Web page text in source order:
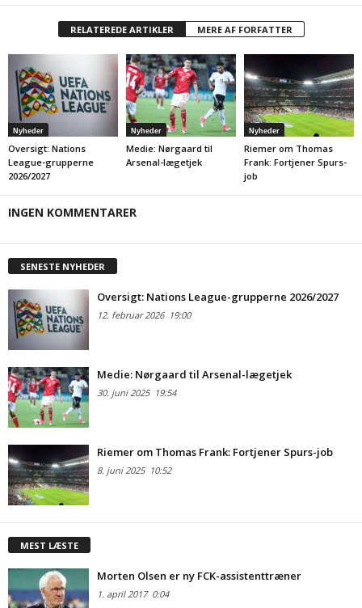
RELATEREDE ARTIKLER MERE AF FORFATTER
Nyheder
Oversigt: Nations
League-grupperne
2026/2027
Nyheder
Medie: Nørgaard til
Arsenal-lægetjek
Nyheder
Riemer om Thomas
Frank: Fortjener Spurs-
job
INGEN KOMMENTARER
SENESTE NYHEDER
Oversigt: Nations League-grupperne 2026/2027
12. februar 202619:00
Medie: Nørgaard til Arsenal-lægetjek
30. juni 202519:54
Riemer om Thomas Frank: Fortjener Spurs-job
8. juni 202510:52
MEST LÆSTE
Morten Olsen er ny FCK-assistenttræner
1. april 20170:04